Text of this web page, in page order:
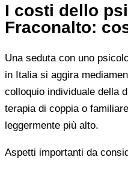
I costi dello
Fraconalto:
Una seduta con uno
in Italia si aggira
colloquio individuale della
terapia di coppia o
leggermente più alto.
Aspetti importanti da